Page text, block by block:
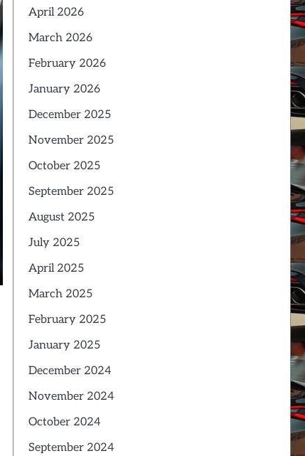
April 2026
March 2026
February 2026
January 2026
December 2025
November 2025
October 2025
September 2025
August 2025
July 2025
April 2025
March 2025
February 2025
January 2025
December 2024
November 2024
October 2024
September 2024